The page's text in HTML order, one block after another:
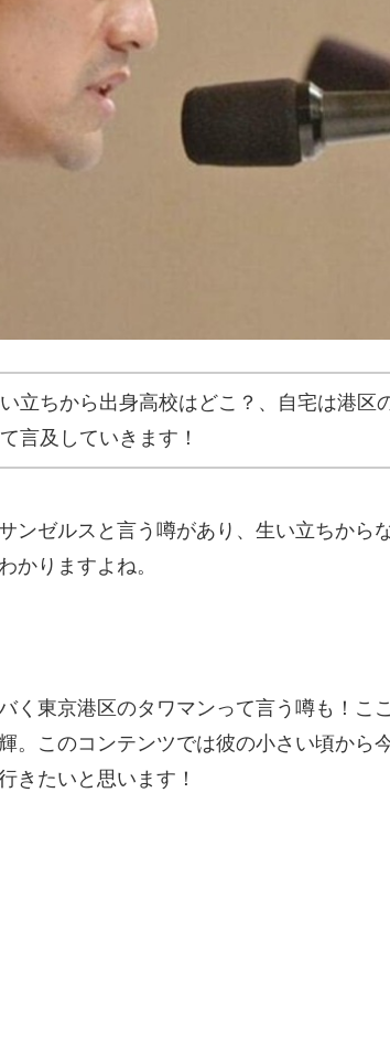
立ちから出身高校はどこ？、自宅は港区
言及していきます！
ンゼルスと言う噂があり、生い立ちから
かりますよね。
く東京港区のタワマンって言う噂も！こ
。このコンテンツでは彼の小さい頃から
きたいと思います！